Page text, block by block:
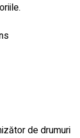
de drumuri